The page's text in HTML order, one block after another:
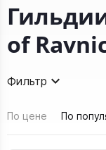
of
Фильтр
По цене По